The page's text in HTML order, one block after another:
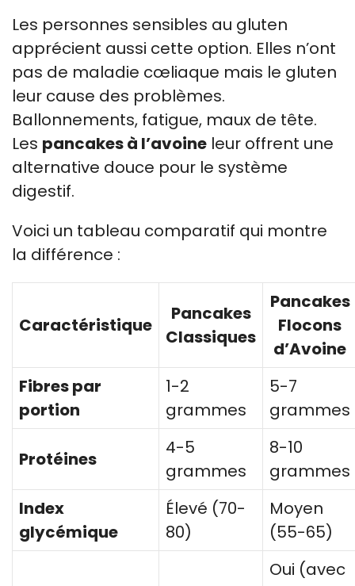
Les personnes sensibles au gluten
apprécient aussi cette option. Elles n’ont
pas de maladie cœliaque mais le gluten
leur cause des problèmes.
Ballonnements, fatigue, maux de tête.
Les pancakes à l’avoine leur offrent une
alternative douce pour le système
digestif.
Voici un tableau comparatif qui montre
la différence :
Caractéristique
Pancakes
Classiques
Pancakes
Flocons
d’Avoine
Fibres par
portion
1-2
grammes
5-7
grammes
Protéines
4-5
grammes
8-10
grammes
Index
glycémique
Élevé (70-
80)
Moyen
(55-65)
Oui (avec